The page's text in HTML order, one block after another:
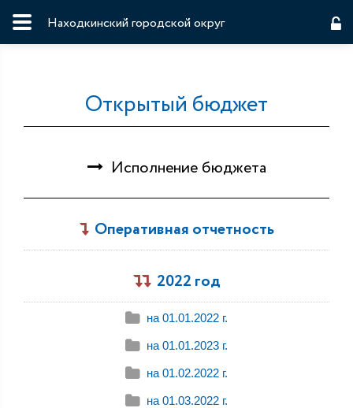
Находкинский городской округ
Открытый бюджет
Исполнение бюджета
Оперативная отчетность
2022 год
на 01.01.2022 г.
на 01.01.2023 г.
на 01.02.2022 г.
на 01.03.2022 г.